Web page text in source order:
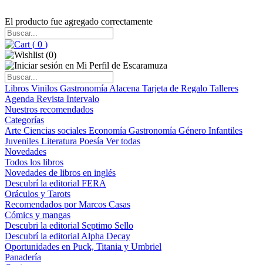
El producto fue agregado correctamente
( 0 )
(0)
Libros Vinilos Gastronomía Alacena Tarjeta de Regalo Talleres
Agenda Revista Intervalo
Nuestros recomendados
Categorías
Arte Ciencias sociales Economía Gastronomía Género Infantiles
Juveniles Literatura Poesía Ver todas
Novedades
Todos los libros
Novedades de libros en inglés
Descubrí la editorial FERA
Oráculos y Tarots
Recomendados por Marcos Casas
Cómics y mangas
Descubri la editorial Septimo Sello
Descubrí la editorial Alpha Decay
Oportunidades en Puck, Titania y Umbriel
Panadería